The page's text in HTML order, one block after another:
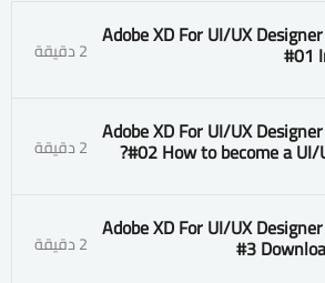
1. Adobe XD For UI/UX
#01 2 دقيقة
2. Adobe XD For UI/UX
#02 How to become a UI/ 2 دقيقة
3. Adobe XD For UI/UX
#3 2 دقيقة